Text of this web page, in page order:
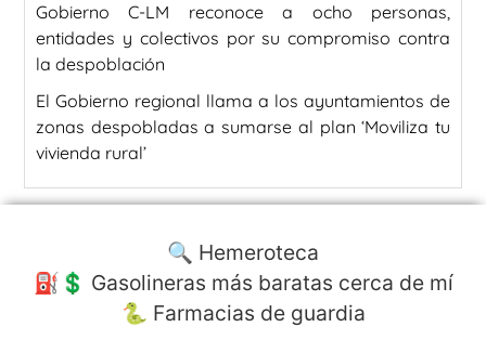
Gobierno C-LM reconoce a ocho personas,
entidades y colectivos por su compromiso contra
la despoblación
El Gobierno regional llama a los ayuntamientos de
zonas despobladas a sumarse al plan ‘Moviliza tu
vivienda rural’
🔍 Hemeroteca
⛽️💲 Gasolineras más baratas cerca de mí
🐍 Farmacias de guardia